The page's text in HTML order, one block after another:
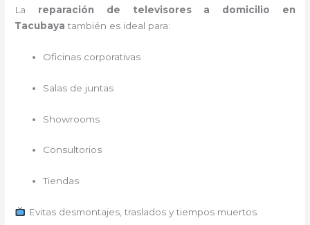
La reparación de televisores a domicilio en
Tacubaya también es ideal para:
Oficinas corporativas
Salas de juntas
Showrooms
Consultorios
Tiendas
Evitas desmontajes, traslados y tiempos muertos.